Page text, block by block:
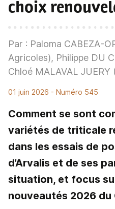
choix
Par : Paloma CABEZA-
Agricoles), Philippe DU
Chloé MALAVAL JUERY
01 juin 2026 - Numéro 545
Comment se sont
variétés de triticale
dans les essais de
d’Arvalis et de ses
situation, et focus
nouveautés 2026